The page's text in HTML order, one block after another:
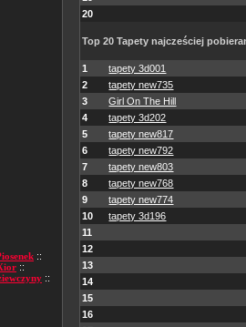
::
::
::
20
Top 20 Tapety najcześciej
1
tapety 3d001
2
tapety new735
3
Girl On The Hill
4
tapety 3d202
5
tapety new817
6
tapety new792
7
tapety new803
8
tapety new768
9
tapety new774
10
tapety 3d196
11
12
13
14
15
16